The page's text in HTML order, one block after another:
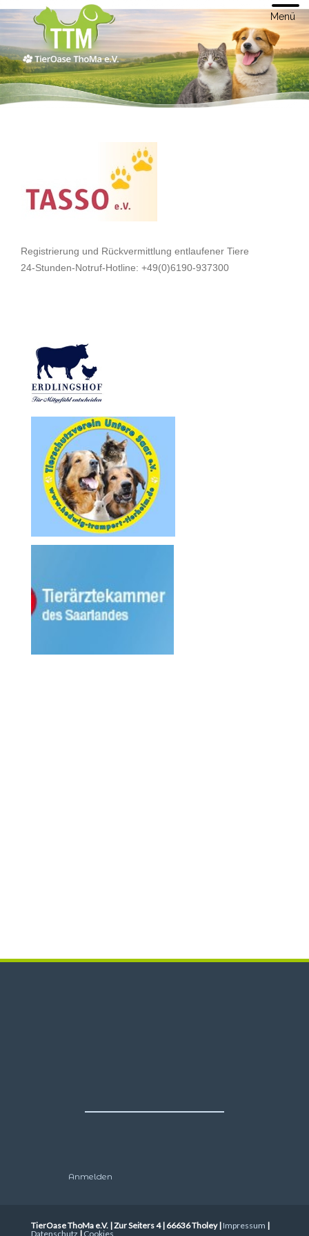
Menü
Registrierung und Rückvermittlung entlaufener Tiere
24-Stunden-Notruf-Hotline: +49(0)6190-937300
Anmelden
TierOase ThoMa e.V. | Zur Seiters 4 | 66636 Tholey |Impressum |
Datenschutz | Cookies